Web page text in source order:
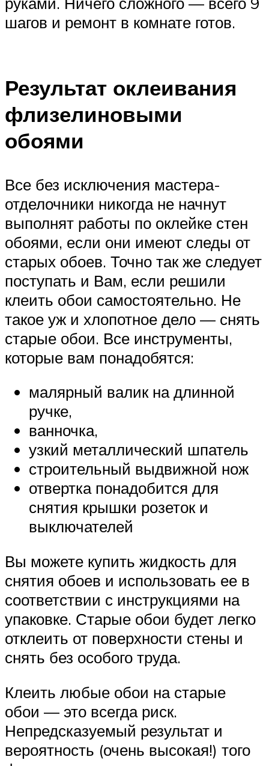
шагов и ремонт в комнате готов.
Результат оклеивания
флизелиновыми
обоями
Все без исключения мастера-
отделочники никогда не начнут
выполнят работы по оклейке стен
обоями, если они имеют следы от
старых обоев. Точно так же следует
поступать и Вам, если решили
клеить обои самостоятельно. Не
такое уж и хлопотное дело — снять
старые обои. Все инструменты,
которые вам понадобятся:
малярный валик на длинной
ручке,
ванночка,
узкий металлический шпатель
строительный выдвижной нож
отвертка понадобится для
снятия крышки розеток и
выключателей
Вы можете купить жидкость для
снятия обоев и использовать ее в
соответствии с инструкциями на
упаковке. Старые обои будет легко
отклеить от поверхности стены и
снять без особого труда.
Клеить любые обои на старые
обои — это всегда риск.
Непредсказуемый результат и
вероятность (очень высокая!) того